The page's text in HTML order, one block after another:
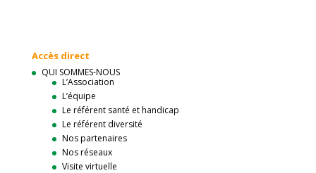
Accès direct
QUI SOMMES-NOUS
L’Association
L’équipe
Le référent santé et handicap
Le référent diversité
Nos partenaires
Nos réseaux
Visite virtuelle